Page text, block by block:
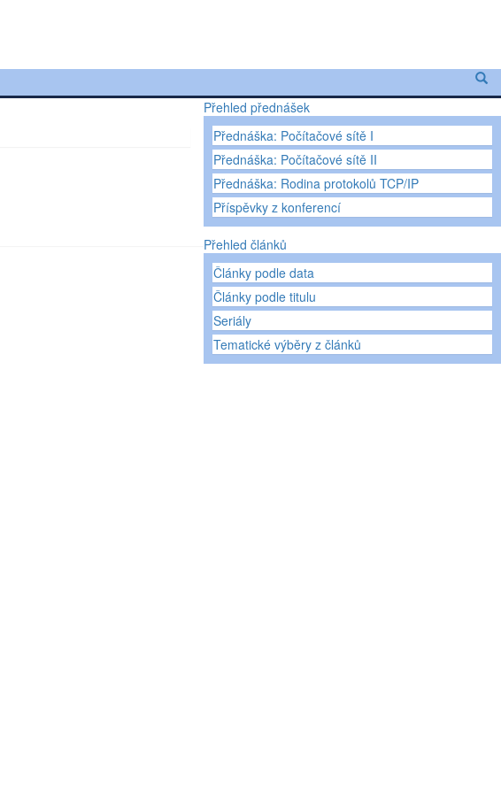
Přehled přednášek
Přednáška: Počítačové sítě I
Přednáška: Počítačové sítě II
Přednáška: Rodina protokolů TCP/IP
Příspěvky z konferencí
Přehled článků
Články podle data
Články podle titulu
Seriály
Tematické výběry z článků